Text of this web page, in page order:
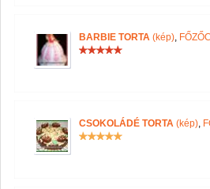
BARBIE TORTA (kép),
CSOKOLÁDÉ TORTA (kép),